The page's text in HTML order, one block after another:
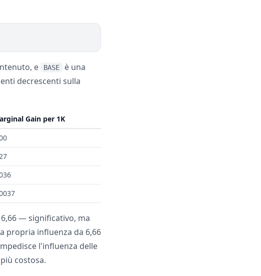
e BASE
è una
decrescenti sulla
Gain per 1K
— significativo, ma
propria influenza da 6,66
l'influenza delle
costosa.